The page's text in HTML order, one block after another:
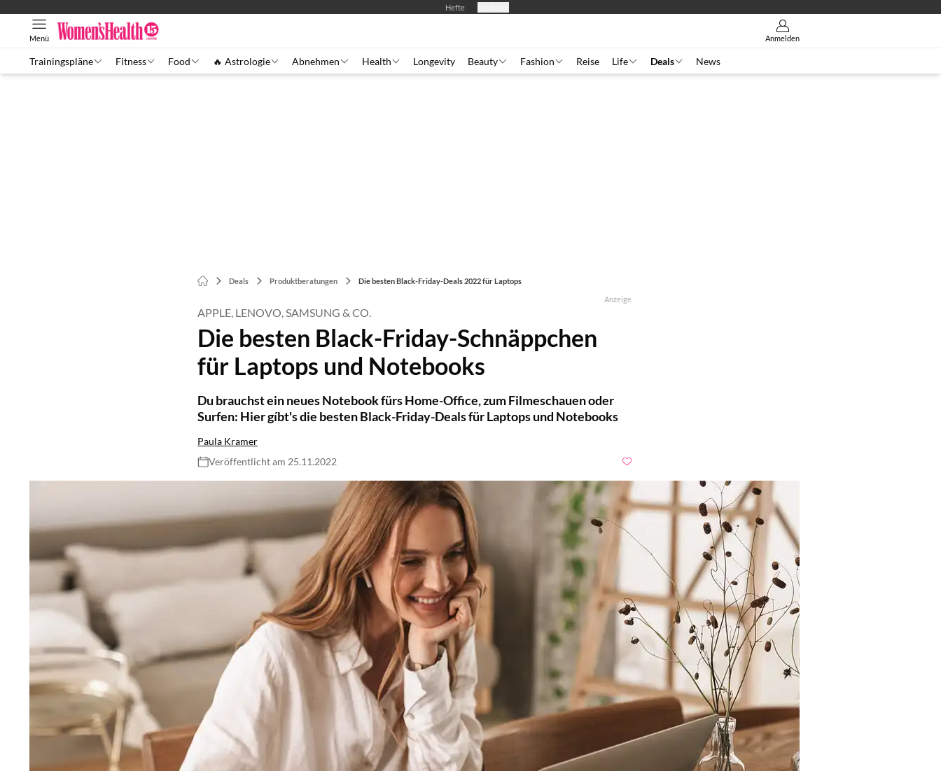
Hefte
Anmelden
Menü
Trainingspläne Fitness Food 🔥 Astrologie Abnehmen Health Longevity Beauty Fashion Reise Life Deals News
Deals Produktberatungen Die besten Black-Friday-Deals 2022 für Laptops
Anzeige
APPLE, LENOVO, SAMSUNG & CO.
Die besten Black-Friday-Schnäppchen
für Laptops und Notebooks
Du brauchst ein neues Notebook fürs Home-Office, zum Filmeschauen oder
Surfen: Hier gíbt's die besten Black-Friday-Deals für Laptops und Notebooks
Paula Kramer
Veröffentlicht am 25.11.2022